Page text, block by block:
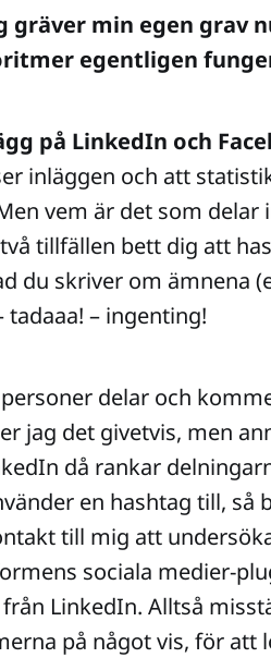
gräver min egen grav
egentligen
på LinkedIn och
inläggen och att
vem är det som delar
tillfällen bett dig att
du skriver om ämnena
– ingenting!
delar och
jag det givetvis, men
då rankar
en hashtag till, så
till mig att
sociala medier-
LinkedIn. Alltså
på något vis, för att